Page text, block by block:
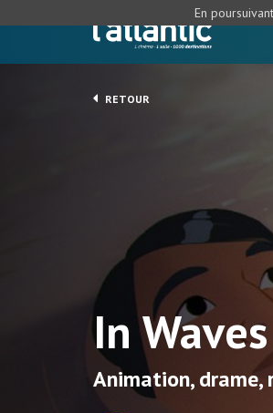
RETOUR
In Waves
Animation, drame,
En